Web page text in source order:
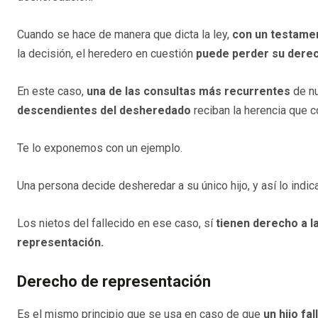
Cuando se hace de manera que dicta la ley, con un
la decisión, el heredero en cuestión puede perder su
En este caso, una de las consultas más recurrentes de
descendientes del desheredado reciban la herencia que
Te lo exponemos con un ejemplo.
Una persona decide desheredar a su único hijo, y así lo
Los nietos del fallecido en ese caso, sítienen derecho a
representación.
Derecho de representación
Es el mismo principio que se usa en caso de que un hijo